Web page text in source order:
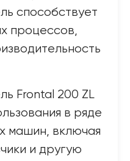
способствует
процессов,
Frontal 200 ZL
в ряде
машин, включая
и другую